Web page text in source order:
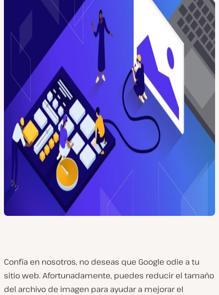
Confía en nosotros, no deseas que Google odie a tu
sitio web. Afortunadamente, puedes reducir el tamaño
del archivo de imagen para ayudar a mejorar el